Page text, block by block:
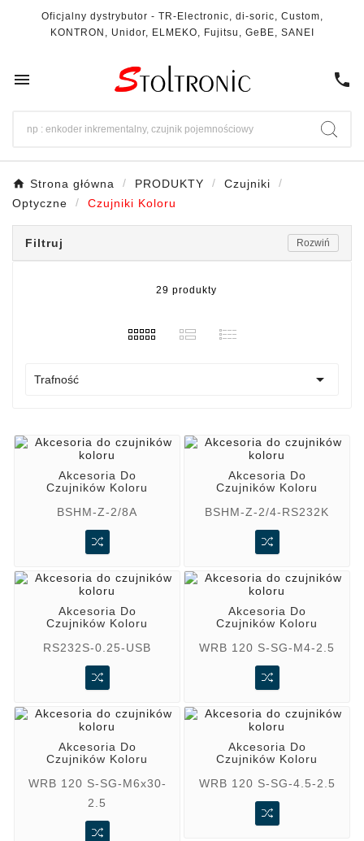
Oficjalny dystrybutor - TR-Electronic, di-soric, Custom,
KONTRON, Unidor, ELMEKO, Fujitsu, GeBE, SANEI
 call
Strona główna PRODUKTY
Czujniki
Optyczne
Czujniki Koloru
Filtruj Rozwiń
29 produkty
Trafność 
Akcesoria Do
Czujników Koloru
BSHM-Z-2/8A
Akcesoria Do
Czujników Koloru
BSHM-Z-2/4-RS232K
Akcesoria Do
Czujników Koloru
RS232S-0.25-USB
Akcesoria Do
Czujników Koloru
WRB 120 S-SG-M4-2.5
Akcesoria Do
Czujników Koloru
WRB 120 S-SG-M6x30-
2.5
Akcesoria Do
Czujników Koloru
WRB 120 S-SG-4.5-2.5